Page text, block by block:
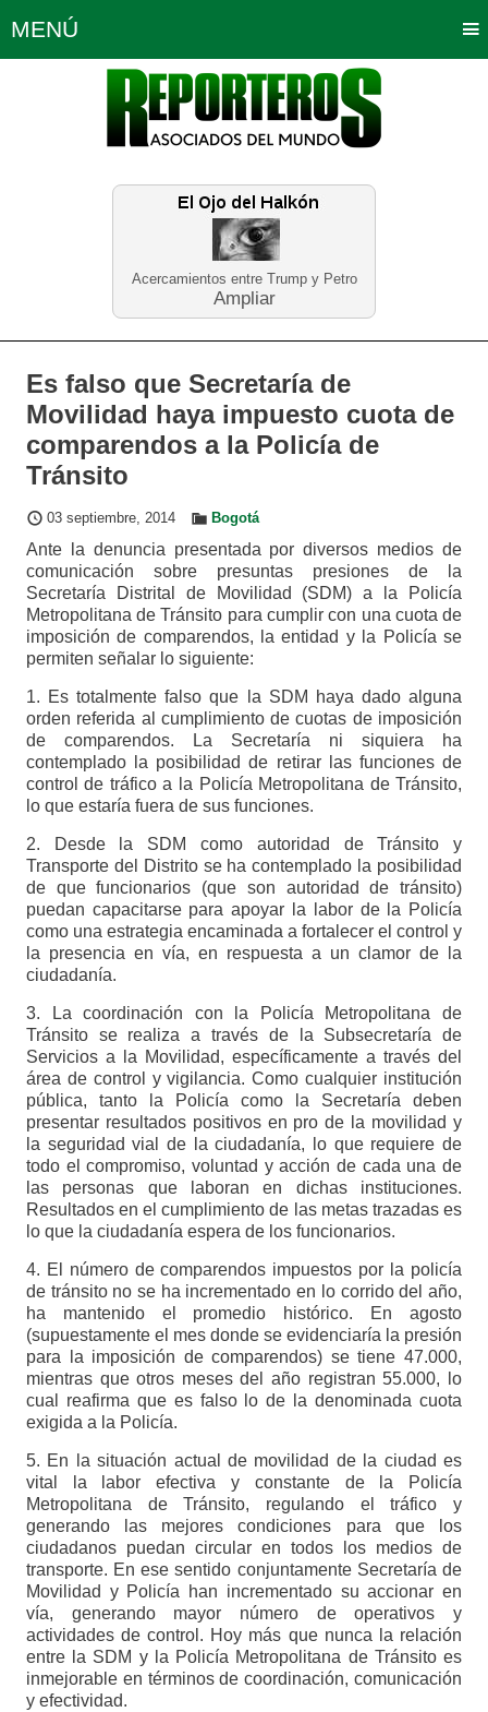
Acercamientos entre Trump y Petro
Ampliar
MENÚ
Política Opinión Bogotá
Planeta Tierra Deportes
Educación Neira
Es falso que Secretaría de
Movilidad haya impuesto cuota de
comparendos a la Policía de
Tránsito
03 septiembre, 2014 Bogotá
Ante la denuncia presentada por diversos medios de
comunicación sobre presuntas presiones de la
Secretaría Distrital de Movilidad (SDM) a la Policía
Metropolitana de Tránsito para cumplir con una cuota de
imposición de comparendos, la entidad y la Policía se
permiten señalar lo siguiente:
1. Es totalmente falso que la SDM haya dado alguna
orden referida al cumplimiento de cuotas de imposición
de comparendos. La Secretaría ni siquiera ha
contemplado la posibilidad de retirar las funciones de
control de tráfico a la Policía Metropolitana de Tránsito,
lo que estaría fuera de sus funciones.
2. Desde la SDM como autoridad de Tránsito y
Transporte del Distrito se ha contemplado la posibilidad
de que funcionarios (que son autoridad de tránsito)
puedan capacitarse para apoyar la labor de la Policía
como una estrategia encaminada a fortalecer el control y
la presencia en vía, en respuesta a un clamor de la
ciudadanía.
3. La coordinación con la Policía Metropolitana de
Tránsito se realiza a través de la Subsecretaría de
Servicios a la Movilidad, específicamente a través del
área de control y vigilancia. Como cualquier institución
pública, tanto la Policía como la Secretaría deben
presentar resultados positivos en pro de la movilidad y
la seguridad vial de la ciudadanía, lo que requiere de
todo el compromiso, voluntad y acción de cada una de
las personas que laboran en dichas instituciones.
Resultados en el cumplimiento de las metas trazadas es
lo que la ciudadanía espera de los funcionarios.
4. El número de comparendos impuestos por la policía
de tránsito no se ha incrementado en lo corrido del año,
ha mantenido el promedio histórico. En agosto
(supuestamente el mes donde se evidenciaría la presión
para la imposición de comparendos) se tiene 47.000,
mientras que otros meses del año registran 55.000, lo
cual reafirma que es falso lo de la denominada cuota
exigida a la Policía.
5. En la situación actual de movilidad de la ciudad es
vital la labor efectiva y constante de la Policía
Metropolitana de Tránsito, regulando el tráfico y
generando las mejores condiciones para que los
ciudadanos puedan circular en todos los medios de
transporte. En ese sentido conjuntamente Secretaría de
Movilidad y Policía han incrementado su accionar en
vía, generando mayor número de operativos y
actividades de control. Hoy más que nunca la relación
entre la SDM y la Policía Metropolitana de Tránsito es
inmejorable en términos de coordinación, comunicación
y efectividad.